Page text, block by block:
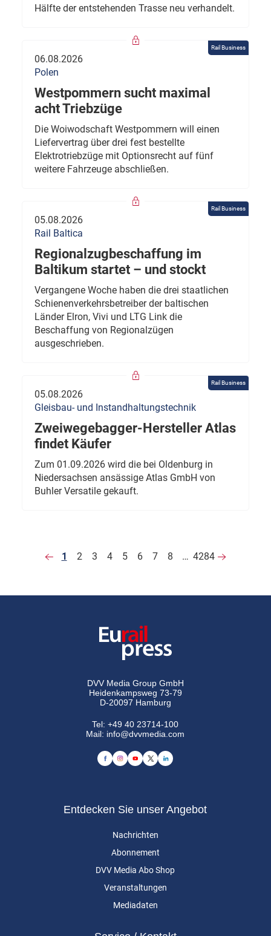
Hälfte der entstehenden Trasse neu verhandelt.
Rail Business
06.08.2026
Polen
Westpommern sucht maximal
acht Triebzüge
Die Woiwodschaft Westpommern will einen
Liefervertrag über drei fest bestellte
Elektrotriebzüge mit Optionsrecht auf fünf
weitere Fahrzeuge abschließen.
Rail Business
05.08.2026
Rail Baltica
Regionalzugbeschaffung im
Baltikum startet – und stockt
Vergangene Woche haben die drei staatlichen
Schienenverkehrsbetreiber der baltischen
Länder Elron, Vivi und LTG Link die
Beschaffung von Regionalzügen
ausgeschrieben.
Rail Business
05.08.2026
Gleisbau- und Instandhaltungstechnik
Zweiwegebagger-Hersteller Atlas
findet Käufer
Zum 01.09.2026 wird die bei Oldenburg in
Niedersachsen ansässige Atlas GmbH von
Buhler Versatile gekauft.
1 2 3 4 5 6 7 8 … 4284
DVV Media Group GmbH
Heidenkampsweg 73-79
D-20097 Hamburg
Tel:+49 40 23714-100
Mail: info@dvvmedia.com
Entdecken Sie unser Angebot
Nachrichten
Abonnement
DVV Media Abo Shop
Veranstaltungen
Mediadaten